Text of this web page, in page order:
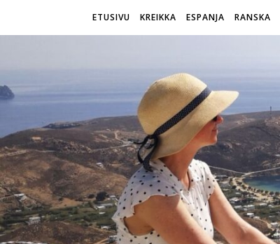
ETUSIVU KREIKKA ESPANJA RANSKA